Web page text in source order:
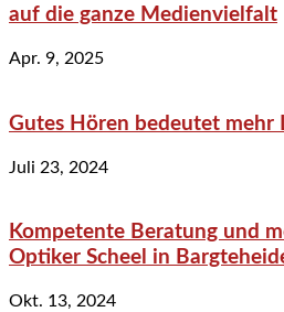
auf die ganze Medienvielfalt
Apr. 9, 2025
Gutes Hören bedeutet mehr
Juli 23, 2024
Kompetente Beratung und
Optiker Scheel in
Okt. 13, 2024